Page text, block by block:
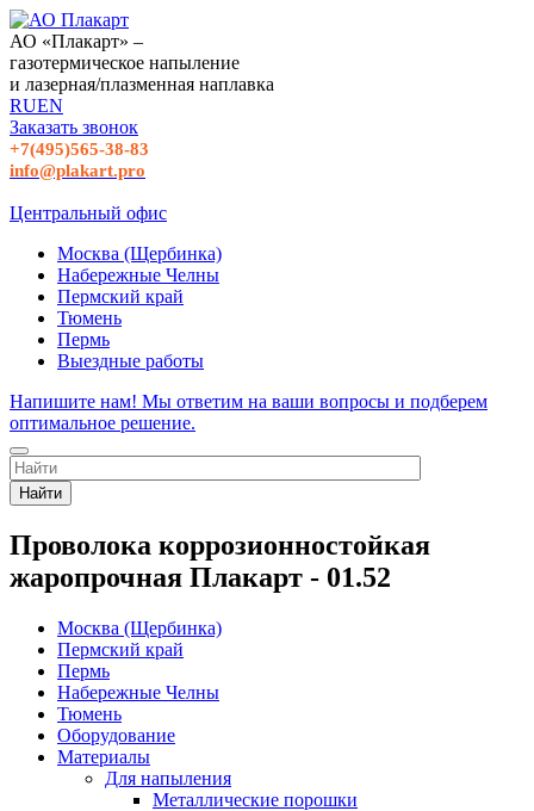
АО «Плакарт» –
газотермическое напыление
и лазерная/плазменная наплавка
RUEN
Заказать звонок
+7(495)565-38-83
info@plakart.pro
Центральный офис
Москва (Щербинка)
Набережные Челны
Пермский край
Тюмень
Пермь
Выездные работы
Напишите нам! Мы ответим на ваши вопросы и подберем
оптимальное решение.
Найти
Проволока коррозионностойкая
жаропрочная Плакарт - 01.52
Москва (Щербинка)
Пермский край
Пермь
Набережные Челны
Тюмень
Оборудование
Материалы
Для напыления
Металлические порошки